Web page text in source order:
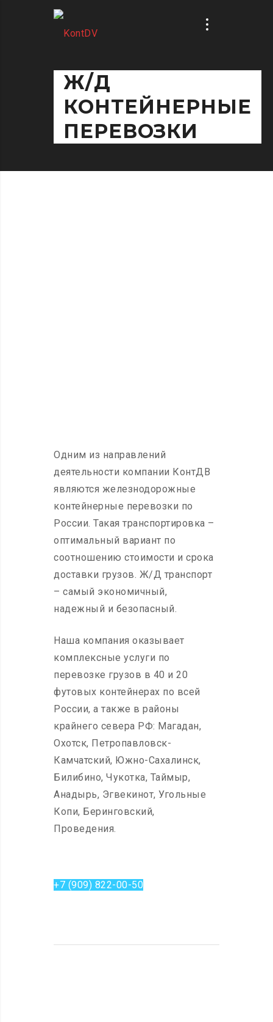
Ж/Д
КОНТЕЙНЕРНЫЕ
ПЕРЕВОЗКИ
Одним из направлений
деятельности компании КонтДВ
являются железнодорожные
контейнерные перевозки по
России. Такая транспортировка –
оптимальный вариант по
соотношению стоимости и срока
доставки грузов. Ж/Д транспорт
– самый экономичный,
надежный и безопасный.
Наша компания оказывает
комплексные услуги по
перевозке грузов в 40 и 20
футовых контейнерах по всей
России, а также в районы
крайнего севера РФ: Магадан,
Охотск, Петропавловск-
Камчатский, Южно-Сахалинск,
Билибино, Чукотка, Таймыр,
Анадырь, Эгвекинот, Угольные
Копи, Беринговский,
Проведения.
+7 (909) 822-00-50